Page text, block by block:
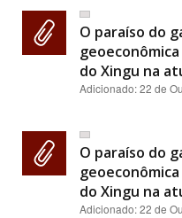
O paraíso do
do Xingu na
Adicionado:22 de
O paraíso do
do Xingu na
Adicionado:22 de